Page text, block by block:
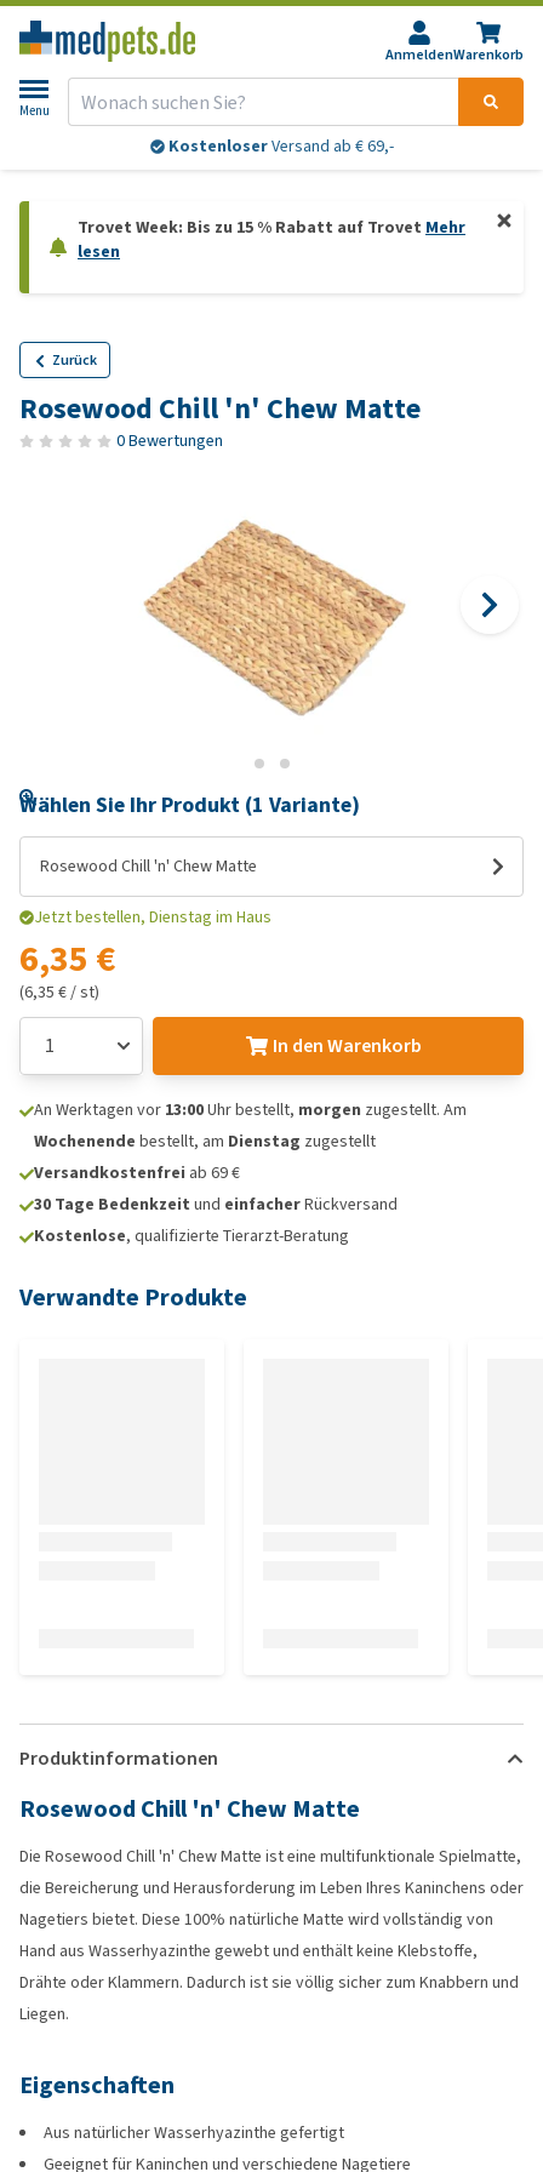
AnmeldenWarenkorb
Menu
KostenloserVersand ab € 69,-
Trovet Week: Bis zu 15 % Rabatt auf Trovet Mehr
lesen
Zurück
Rosewood Chill 'n' Chew Matte
0 Bewertungen
Wählen Sie Ihr Produkt (1 Variante)
Rosewood Chill 'n' Chew Matte
Jetzt bestellen, Dienstag im Haus
6,35 €
(6,35 € / st)
In den Warenkorb
An Werktagen vor 13:00Uhr bestellt, morgen zugestellt. Am
Wochenende bestellt, am Dienstag zugestellt
Versandkostenfrei ab 69 €
30 Tage Bedenkzeit und einfacherRückversand
Kostenlose, qualifizierte Tierarzt-Beratung
Verwandte Produkte
Produktinformationen
Rosewood Chill 'n' Chew Matte
Die Rosewood Chill 'n' Chew Matte ist eine multifunktionale Spielmatte,
die Bereicherung und Herausforderung im Leben Ihres Kaninchens oder
Nagetiers bietet. Diese 100% natürliche Matte wird vollständig von
Hand aus Wasserhyazinthe gewebt und enthält keine Klebstoffe,
Drähte oder Klammern. Dadurch ist sie völlig sicher zum Knabbern und
Liegen.
Eigenschaften
Aus natürlicher Wasserhyazinthe gefertigt
Geeignet für Kaninchen und verschiedene Nagetiere